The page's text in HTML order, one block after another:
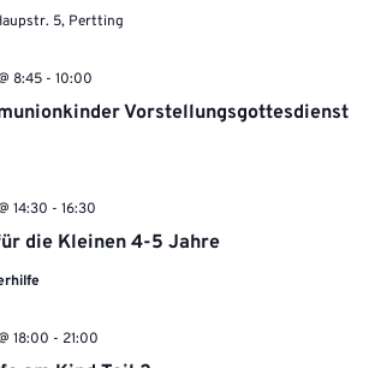
5, Pertting
Vorstellungsgottesdienst
8:45 - 10:00
die Kleinen 4-5 Jahre
14:30 - 16:30
18:00 - 21:00